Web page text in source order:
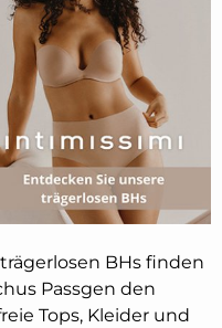
BHs finden
Passgen den
Tops, Kleider und